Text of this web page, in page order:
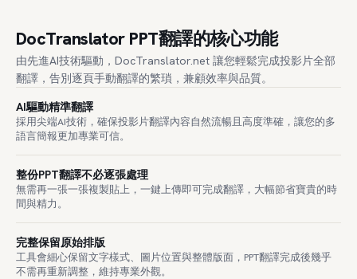
DocTranslator PPT翻譯的核心功能
由先進AI技術驅動，DocTranslator.net 讓您輕鬆完成投影片全部
翻譯，告別逐頁手動翻譯的繁瑣，兼顧效率與品質。
AI驅動精準翻譯
採用尖端AI技術，確保投影片翻譯內容自然流暢且高度準確，讓您的多
語言簡報更加專業可信。
整份PPT翻譯不必逐張處理
無需再一張一張複製貼上，一鍵上傳即可完成翻譯，大幅節省寶貴的時
間與精力。
完整保留原始排版
工具會細心保留文字樣式、圖片位置與整體版面，PPT翻譯完成後幾乎
不需再重新調整，維持專業外觀。